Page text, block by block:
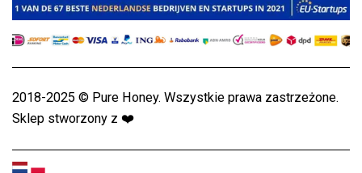
2018-2025 © Pure Honey. Wszystkie prawa zastrzeżone.
Sklep stworzony z ❤️